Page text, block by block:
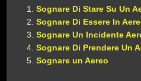
Sognare Di Stare Su Un
Sognare Di Essere In
Sognare Un Incidente
Sognare Di Prendere Un
Sognare un Aereo